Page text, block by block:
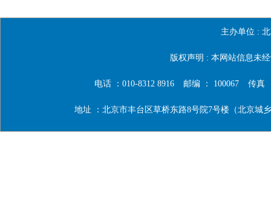
主办单位 :
版权声明 : 本网站信息未
电话 ：010-8312 8916 邮编 ： 100067 传真
地址 ：北京市丰台区草桥东路8号院7号楼（北京城